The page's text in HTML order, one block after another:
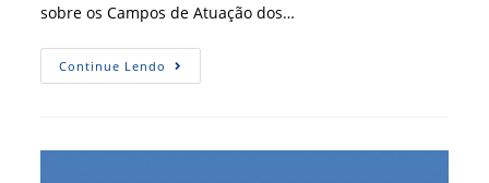
sobre os Campos de Atuação dos…
Continue Lendo Conexões
ADM